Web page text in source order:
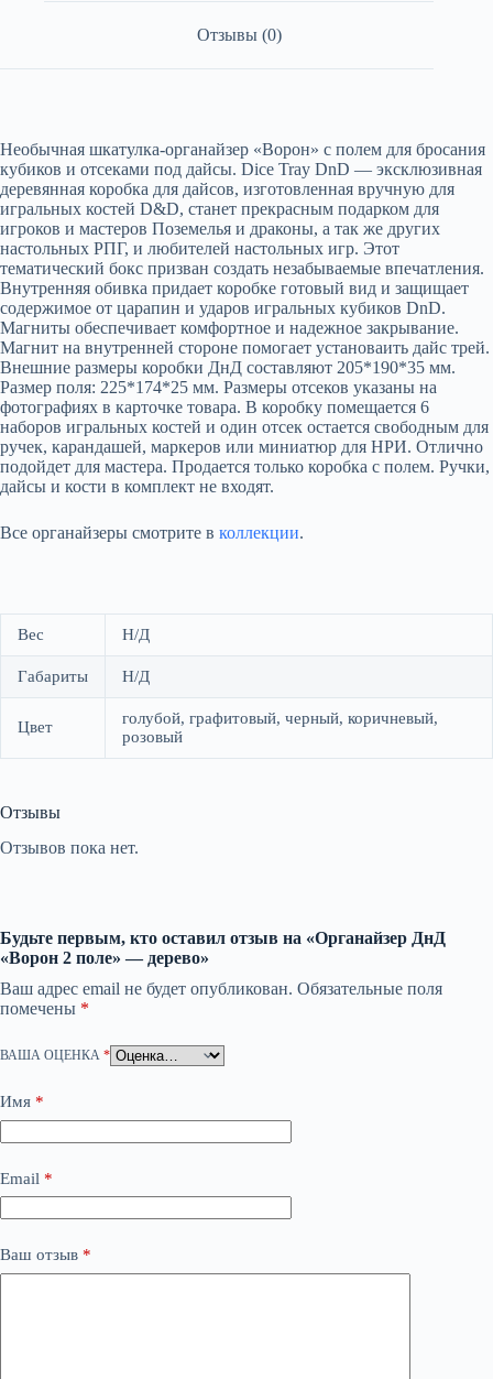
Отзывы (0)
Необычная шкатулка-органайзер «Ворон» с полем для бросания
кубиков и отсеками под дайсы. Dice Tray DnD — эксклюзивная
деревянная коробка для дайсов, изготовленная вручную для
игральных костей D&D, станет прекрасным подарком для
игроков и мастеров Поземелья и драконы, а так же других
настольных РПГ, и любителей настольных игр. Этот
тематический бокс призван создать незабываемые впечатления.
Внутренняя обивка придает коробке готовый вид и защищает
содержимое от царапин и ударов игральных кубиков DnD.
Магниты обеспечивает комфортное и надежное закрывание.
Магнит на внутренней стороне помогает установаить дайс трей.
Внешние размеры коробки ДнД составляют 205*190*35 мм.
Размер поля: 225*174*25 мм. Размеры отсеков указаны на
фотографиях в карточке товара. В коробку помещается 6
наборов игральных костей и один отсек остается свободным для
ручек, карандашей, маркеров или миниатюр для НРИ. Отлично
подойдет для мастера. Продается только коробка с полем. Ручки,
дайсы и кости в комплект не входят.
Все органайзеры смотрите в коллекции.
Вес Н/Д
Габариты Н/Д
Цвет
голубой, графитовый, черный, коричневый,
розовый
Отзывы
Отзывов пока нет.
Будьте первым, кто оставил отзыв на «Органайзер ДнД
«Ворон 2 поле» — дерево»
Ваш адрес email не будет опубликован. Обязательные поля
помечены *
ВАША ОЦЕНКА *
Имя *
Email *
Ваш отзыв *